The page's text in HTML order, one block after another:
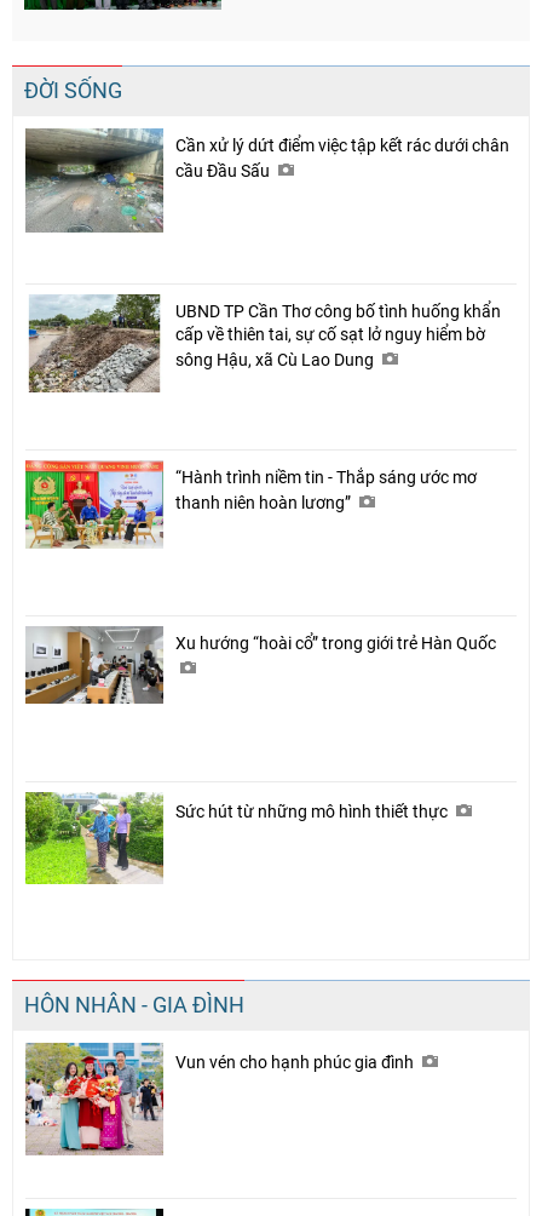
ĐỜI SỐNG
Cần xử lý dứt điểm việc tập kết rác dưới chân
cầu Đầu Sấu
UBND TP Cần Thơ công bố tình huống khẩn
cấp về thiên tai, sự cố sạt lở nguy hiểm bờ
sông Hậu, xã Cù Lao Dung
“Hành trình niềm tin - Thắp sáng ước mơ
thanh niên hoàn lương”
Xu hướng “hoài cổ” trong giới trẻ Hàn Quốc
Sức hút từ những mô hình thiết thực
HÔN NHÂN - GIA ĐÌNH
Vun vén cho hạnh phúc gia đình